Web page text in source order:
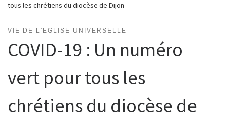
tous les chrétiens du diocèse de Dijon
VIE DE L'EGLISE UNIVERSELLE
COVID-19 : Un numéro
vert pour tous les
chrétiens du diocèse de